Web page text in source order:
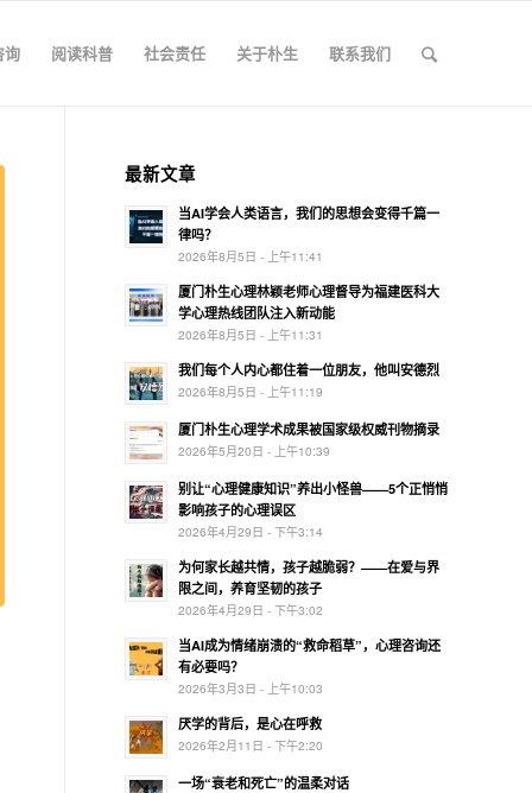
询 阅读科普 社会责任 关于朴生 联系我们
最新文章
当AI学会人类语言，我们的思想会变得千篇一
律吗？
2026年8月5日 - 上午11:41
厦门朴生心理林颖老师心理督导为福建医科大
学心理热线团队注入新动能
2026年8月5日 - 上午11:31
我们每个人内心都住着一位朋友，他叫安德烈
2026年8月5日 - 上午11:19
厦门朴生心理学术成果被国家级权威刊物摘录
2026年5月20日 - 上午10:39
别让“心理健康知识”养出小怪兽——5个正悄悄
影响孩子的心理误区
2026年4月29日 - 下午3:14
为何家长越共情，孩子越脆弱？——在爱与界
限之间，养育坚韧的孩子
2026年4月29日 - 下午3:02
当AI成为情绪崩溃的“救命稻草”，心理咨询还
有必要吗？
2026年3月3日 - 上午10:03
厌学的背后，是心在呼救
2026年2月11日 - 下午2:20
一场“衰老和死亡”的温柔对话